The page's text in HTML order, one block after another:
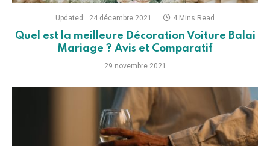
Updated: 24 décembre 2021 4 Mins Read
Quel est la meilleure Décoration Voiture Balai
Mariage ? Avis et Comparatif
29 novembre 2021